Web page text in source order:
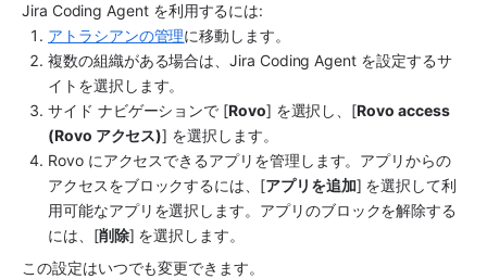
Jira Coding Agent を利用するには:
アトラシアンの管理に移動します。
複数の組織がある場合は、Jira Coding Agent を設定するサ
イトを選択します。
サイド ナビゲーションで [Rovo] を選択し、[Rovo access
(Rovo アクセス)] を選択します。
Rovo にアクセスできるアプリを管理します。アプリからの
アクセスをブロックするには、[アプリを追加] を選択して利
用可能なアプリを選択します。アプリのブロックを解除する
には、[削除] を選択します。
この設定はいつでも変更できます。